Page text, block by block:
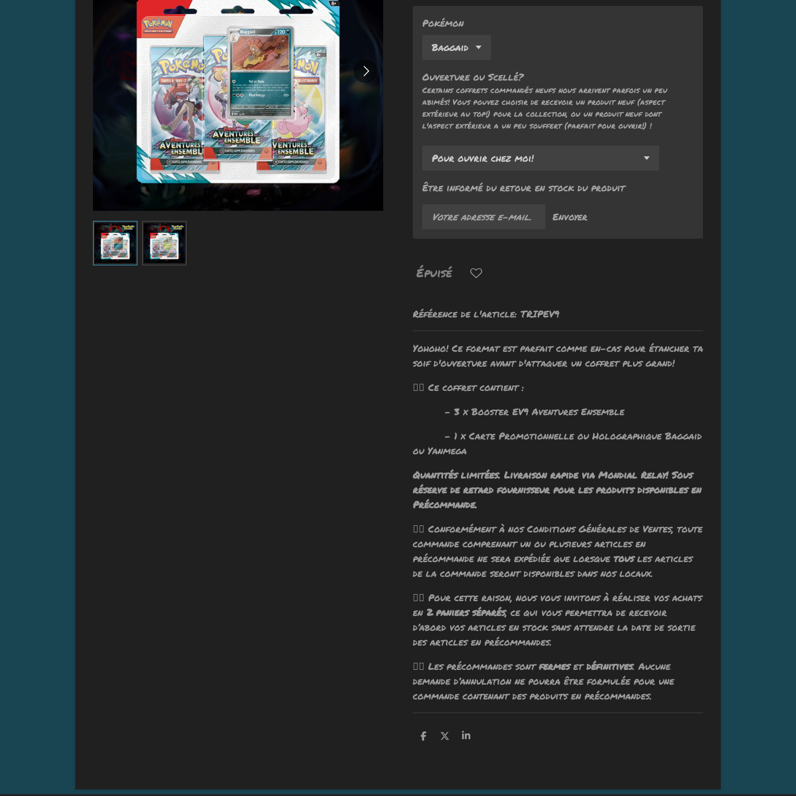
Pokémon
Ouverture ou Scellé?
Certains coffrets commandés neufs nous arrivent parfois un peu
abimés! Vous pouvez choisir de recevoir un produit neuf (aspect
extérieur au top!) pour la collection, ou un produit neuf dont
l'aspect extérieur a un peu souffert (parfait pour ouvrir!) !
Être informé du retour en stock du produit
Envoyer
Épuisé
Référence de l'article: TRIPEV9
Yohoho! Ce format est parfait comme en-cas pour étancher ta
soif d'ouverture avant d'attaquer un coffret plus grand!
🧙‍♂️ Ce coffret contient :
- 3 x Booster EV9 Aventures Ensemble
- 1 x Carte Promotionnelle ou Holographique Baggaid
ou Yanmega
Quantités limitées. Livraison rapide via Mondial Relay! Sous
réserve de retard fournisseur pour les produits disponibles en
Précommande.
🧙‍♂️ Conformément à nos Conditions Générales de Ventes, toute
commande comprenant un ou plusieurs articles en
précommande ne sera expédiée que lorsque tousles articles
de la commande seront disponibles dans nos locaux.
🧙‍♂️ Pour cette raison, nous vous invitons à réaliser vos achats
en 2 paniers séparés, ce qui vous permettra de recevoir
d’abord vos articles en stock sans attendre la date de sortie
des articles en précommandes.
🧙‍♂️ Les précommandes sontfermesetdéfinitives. Aucune
demande d’annulation ne pourra être formulée pour une
commande contenant des produits en précommandes.
P
g
P
g
P
g